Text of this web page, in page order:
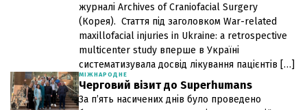
журналі Archives of Craniofacial Surgery
(Корея). Стаття під заголовком War-related
maxillofacial injuries in Ukraine: a retrospective
multicenter study вперше в Україні
систематизувала досвід лікування пацієнтів […]
МІЖНАРОДНЕ
Черговий візит до Superhumans
За пʼять насичених днів було проведено